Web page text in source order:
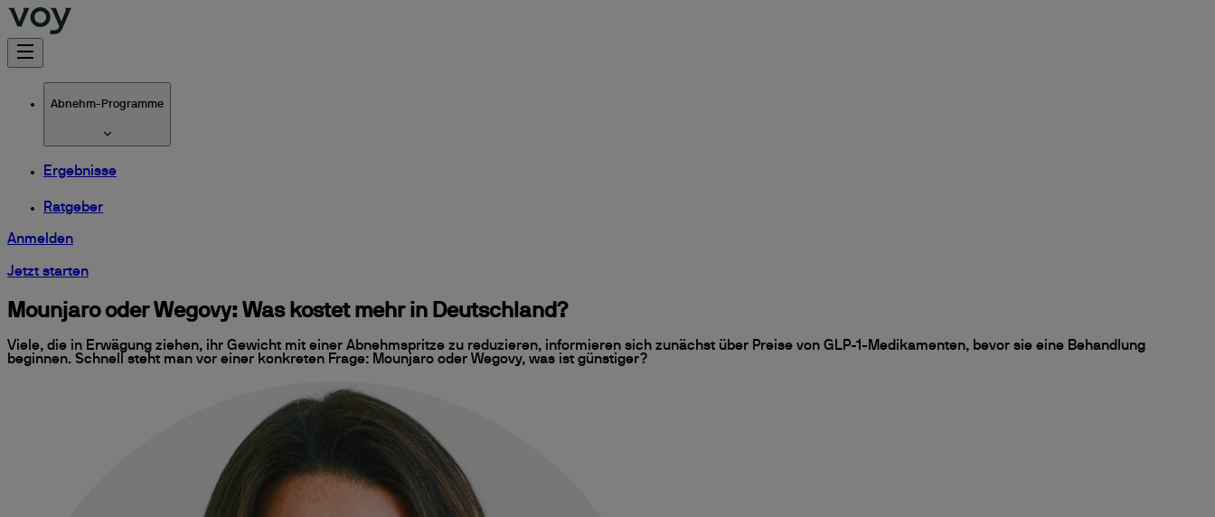
Abnehm-Programme
Ergebnisse
Ratgeber
Anmelden
Jetzt starten
Mounjaro oder Wegovy: Was kostet mehr in Deutschland?
Viele, die in Erwägung ziehen, ihr Gewicht mit einer Abnehmspritze zu reduzieren, informieren sich zunächst über Preise von GLP-1-Medikamenten, bevor sie eine Behandlung
beginnen. Schnell steht man vor einer konkreten Frage: Mounjaro oder Wegovy, was ist günstiger?